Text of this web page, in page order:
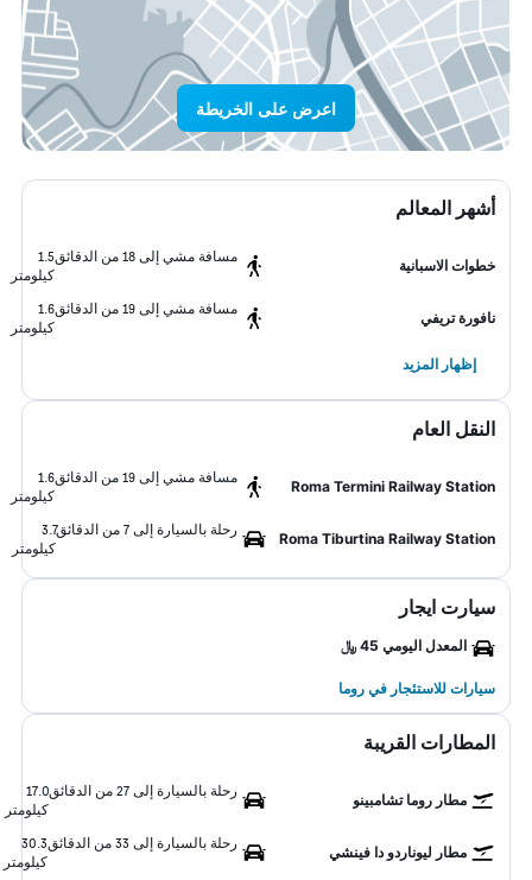
اعرض على الخريطة
أشهر المعالم
خطوات الاسبانية
مسافة مشي إلى 18 من الدقائق
1.5
كيلومتر
نافورة تريفي
مسافة مشي إلى 19 من الدقائق
1.6
كيلومتر
إظهار المزيد
النقل العام
Roma Termini Railway Station
مسافة مشي إلى 19 من الدقائق
1.6
كيلومتر
Roma Tiburtina Railway Station
رحلة بالسيارة إلى 7 من الدقائق
3.7
كيلومتر
سيارت ايجار
المعدل اليومي 45 ﷼
سيارات للاستئجار في روما
المطارات القريبة
مطار روما تشامبينو
رحلة بالسيارة إلى 27 من الدقائق
17.0
كيلومتر
مطار ليوناردو دا فينشي
رحلة بالسيارة إلى 33 من الدقائق
30.3
كيلومتر